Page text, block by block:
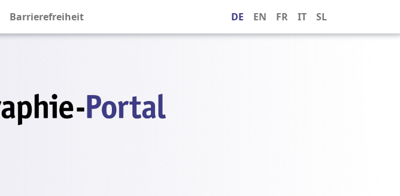
Barrierefreiheit DE EN FR IT SL